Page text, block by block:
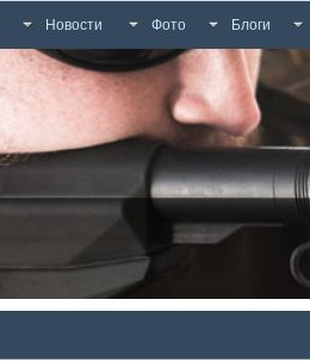
Новости Фото Блоги